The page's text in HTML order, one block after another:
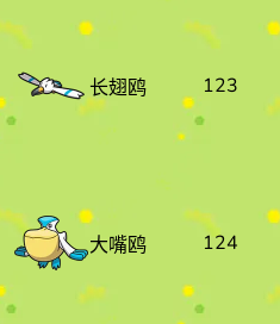
长翅鸥 123
大嘴鸥 124